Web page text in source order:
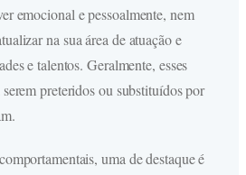
emocional e pessoalmente, nem
na sua área de atuação e
e talentos. Geralmente, esses
preteridos ou substituídos por
uma de destaque é